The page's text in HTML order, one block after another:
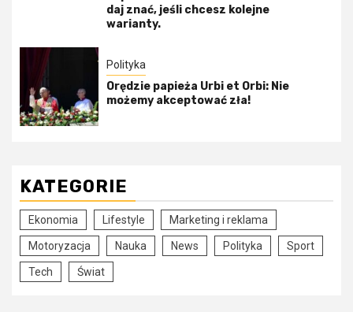
daj znać, jeśli chcesz kolejne
warianty.
Polityka
Orędzie papieża Urbi et Orbi: Nie
możemy akceptować zła!
KATEGORIE
Ekonomia Lifestyle Marketing i reklama
Motoryzacja Nauka News Polityka Sport
Tech Świat